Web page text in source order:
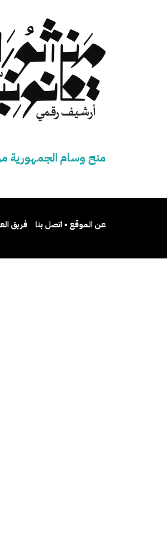
منح وسام الجمهورية
عن الموقع • اتصل بنا فريق